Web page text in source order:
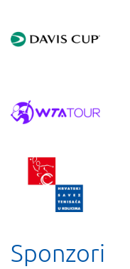
Sponzori